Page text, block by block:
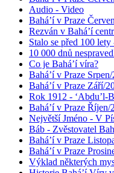
Audio - Video
Bahá’í v Praze
Rezván v Bahá’í
Stalo se před 100
10 000 dnů
Co je Bahá’í víra?
Bahá’í v Praze
Bahá’í v Praze Září/
Rok 1912 - ‘Abdu’l-
Bahá’í v Praze Říjen/
Největší Jméno - V
Báb - Zvěstovatel
Bahá’í v Praze
Bahá’í v Praze
Výklad některých